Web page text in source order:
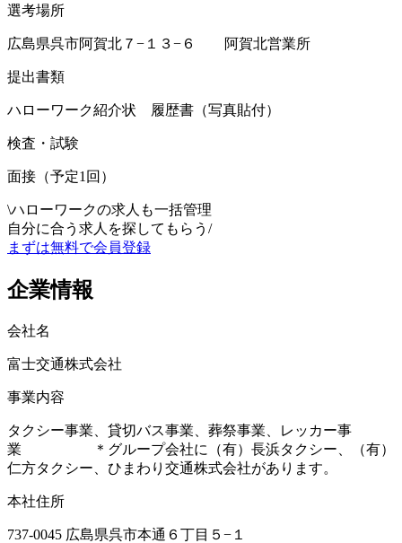
選考場所
広島県呉市阿賀北７−１３−６ 阿賀北営業所
提出書類
ハローワーク紹介状 履歴書（写真貼付）
検査・試験
面接（予定1回）
\ハローワークの求人も一括管理
自分に合う求人を探してもらう /
まずは無料で会員登録
企業情報
会社名
富士交通株式会社
事業内容
タクシー事業、貸切バス事業、葬祭事業、レッカー事
業 ＊グループ会社に（有）長浜タクシー、（有）
仁方タクシー、ひまわり交通株式会社があります。
本社住所
737-0045 広島県呉市本通６丁目５−１